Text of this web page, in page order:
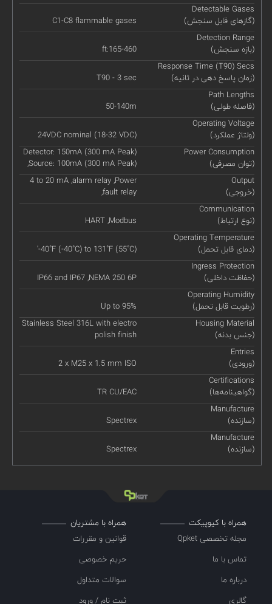
Detectable Gases
(گازهای قابل سنجش)
C1-C8 flammable gases
Detection Range
(بازه سنجش)
ft:165-460
Response Time (T90) Secs
(زمان پاسخ دهی در ثانیه)
T90 - 3 sec
Path Lengths
(فاصله طولی)
50-140m
Operating Voltage
(ولتاژ عملکرد)
24VDC nominal (18-32 VDC)
Power Consumption
(توان مصرفی)
Detector: 150mA (300 mA Peak)
,Source: 100mA (300 mA Peak)
Output
(خروجی)
4 to 20 mA ,alarm relay ,Power
,fault relay
Communication
(نوع ارتباط)
HART ,Modbus
Operating Temperature
(دمای قابل تحمل)
'-40˚F (-40˚C) to 131˚F (55˚C)
Ingress Protection
(حفاظت داخلی)
IP66 and IP67 ,NEMA 250 6P
Operating Humidity
(رطوبت قابل تحمل)
Up to 95%
Housing Material
(جنس بدنه)
Stainless Steel 316L with electro
polish finish
Entries
(ورودی)
2 x M25 x 1.5 mm ISO
Certifications
(گواهینامه‌ها)
TR CU/EAC
Manufacture
(سازنده)
Spectrex
Manufacture
(سازنده)
Spectrex
همراه با کیوپیکت
مجله تخصصی Qpket
تماس با ما
درباره ما
گالری
همراه با مشتریان
قوانین و مقررات
حریم خصوصی
سوالات متداول
ثبت نام / ورود